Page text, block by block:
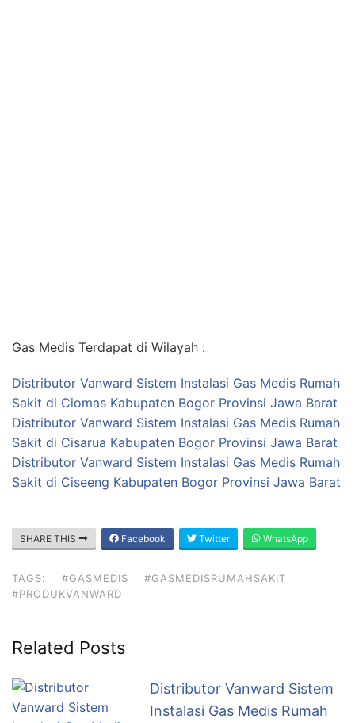
Gas Medis Terdapat di Wilayah :
Distributor Vanward Sistem Instalasi Gas Medis Rumah
Sakit di Ciomas Kabupaten Bogor Provinsi Jawa Barat
Distributor Vanward Sistem Instalasi Gas Medis Rumah
Sakit di Cisarua Kabupaten Bogor Provinsi Jawa Barat
Distributor Vanward Sistem Instalasi Gas Medis Rumah
Sakit di Ciseeng Kabupaten Bogor Provinsi Jawa Barat
SHARE THIS Facebook Twitter WhatsApp
TAGS: #GASMEDIS
#GASMEDISRUMAHSAKIT
#PRODUKVANWARD
Related Posts
Distributor Vanward Sistem
Instalasi Gas Medis Rumah